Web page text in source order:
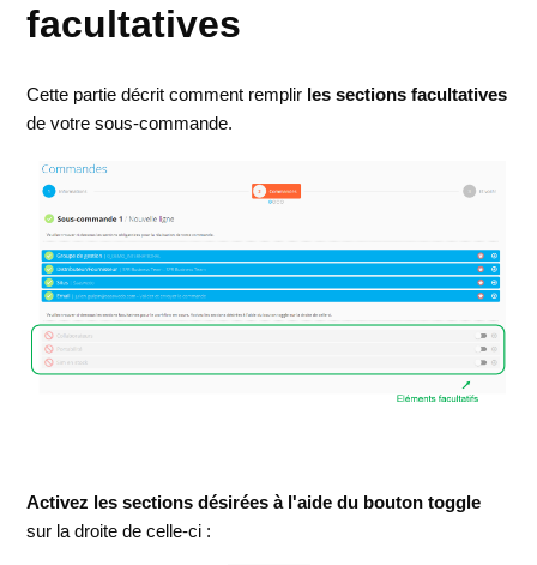
facultatives
Cette partie décrit comment remplir les sections facultatives
de votre sous-commande.
Activez les sections désirées à l'aide du bouton toggle
sur la droite de celle-ci :